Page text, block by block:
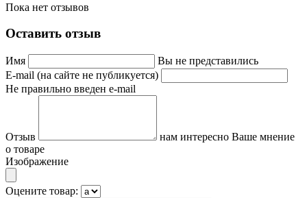
Пока нет отзывов
Оставить отзыв
Имя
Вы не представились
E-mail (на сайте не публикуется)
Не правильно введен e-mail
Отзыв
нам интересно Ваше мнение
о товаре
Изображение
Оцените товар: